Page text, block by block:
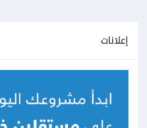
إعلانات